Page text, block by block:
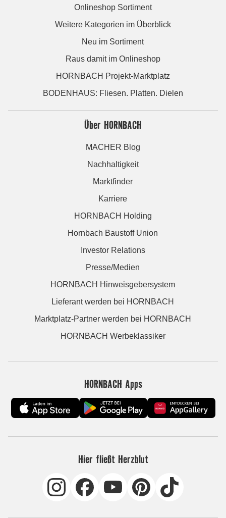
Onlineshop Sortiment
Weitere Kategorien im Überblick
Neu im Sortiment
Raus damit im Onlineshop
HORNBACH Projekt-Marktplatz
BODENHAUS: Fliesen. Platten. Dielen
Über HORNBACH
MACHER Blog
Nachhaltigkeit
Marktfinder
Karriere
HORNBACH Holding
Hornbach Baustoff Union
Investor Relations
Presse/Medien
HORNBACH Hinweisgebersystem
Lieferant werden bei HORNBACH
Marktplatz-Partner werden bei HORNBACH
HORNBACH Werbeklassiker
HORNBACH Apps
Hier fließt Herzblut